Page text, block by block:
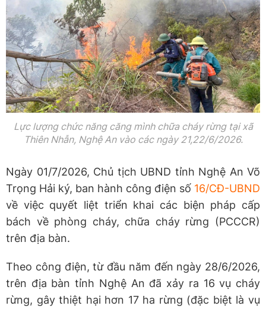
Lực lượng chức năng căng mình chữa cháy rừng tại xã
Thiên Nhẫn, Nghệ An vào các ngày 21,22/6/2026.
Ngày 01/7/2026, Chủ tịch UBND tỉnh Nghệ An Võ
Trọng Hải ký, ban hành công điện số 16/CĐ-UBND
về việc quyết liệt triển khai các biện pháp cấp
bách về phòng cháy, chữa cháy rừng (PCCCR)
trên địa bàn.
Theo công điện, từ đầu năm đến ngày 28/6/2026,
trên địa bàn tỉnh Nghệ An đã xảy ra 16 vụ cháy
rừng, gây thiệt hại hơn 17 ha rừng (đặc biệt là vụ